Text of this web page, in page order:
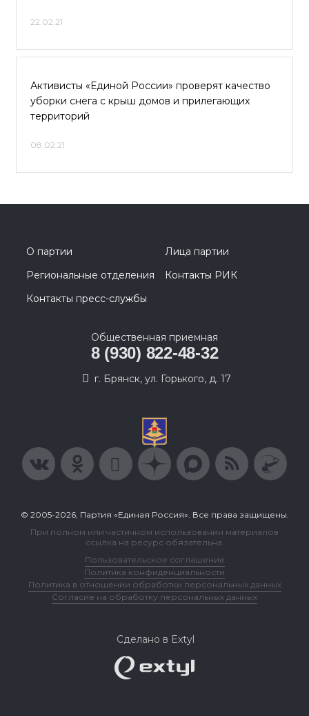
22.02.21
Активисты «Единой России» проверят качество
уборки снега с крыш домов и прилегающих
территорий
08.02.21
О партии
Лица партии
Региональные отделения
Контакты РИК
Контакты пресс-службы
Общественная приемная
8 (930) 822-48-32
г. Брянск, ул. Горького, д. 17
© 2005-2026, Партия «Единая Россия». Все права защищены.
При полном или частичном использовании материалов
ссылка на ресурс обязательна.
Пользовательское соглашение
Политика конфиденциальности
Политика в отношении обработки персональных данных
Согласие на обработку персональных данных
Сделано в Extyl